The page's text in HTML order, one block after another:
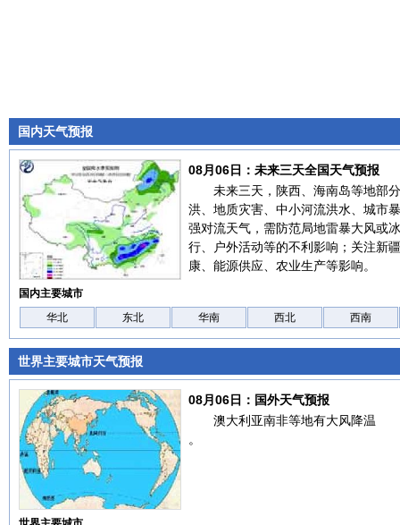
国内天气预报
08月06日：未来三天全国天气预报
未来三天，陕西、海南岛等地部
洪、地质灾害、中小河流洪水、城市
强对流天气，需防范局地雷暴大风或
行、户外活动等的不利影响；关注新
康、能源供应、农业生产等影响。
国内主要城市
华北
东北 华南 西北 西南
世界主要城市天气预报
08月06日：国外天气预报
澳大利亚南非等地有大风降温
。